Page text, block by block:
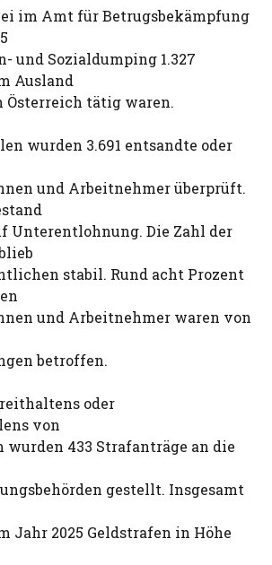
im Amt für Betrugsbekämpfung
und Sozialdumping 1.327
Ausland
Österreich tätig waren.
wurden 3.691 entsandte oder
und Arbeitnehmer überprüft.
Unterentlohnung. Die Zahl der
stabil. Rund acht Prozent
und Arbeitnehmer waren von
betroffen.
oder
von
wurden 433 Strafanträge an die
gestellt. Insgesamt
Jahr 2025 Geldstrafen in Höhe